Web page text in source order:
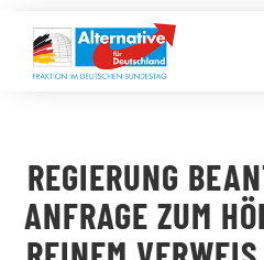
Inhalt
springen
LANDESGRUPPEN
REGIERUNG
ANFRAGE ZUM